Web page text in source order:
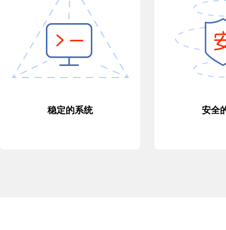
稳定的系统 安全